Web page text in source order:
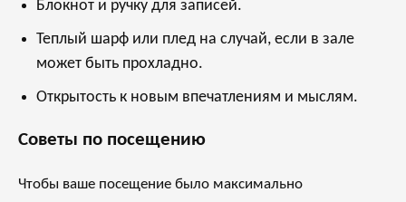
Блокнот и ручку для записей.
Теплый шарф или плед на случай, если в зале
может быть прохладно.
Открытость к новым впечатлениям и мыслям.
Советы по посещению
Чтобы ваше посещение было максимально